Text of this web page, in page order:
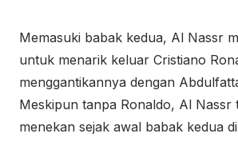
Memasuki babak kedua, Al Nassr
untuk menarik keluar Cristiano
menggantikannya dengan
Meskipun tanpa Ronaldo, Al Nassr
menekan sejak awal babak kedua